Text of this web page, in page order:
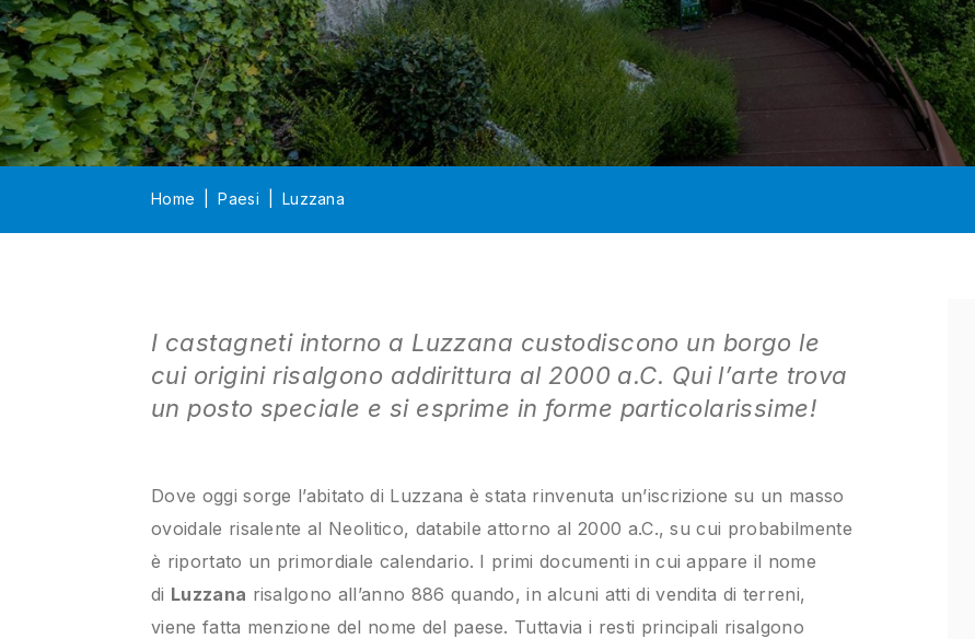
Home Paesi Luzzana
I castagneti intorno a Luzzana custodiscono un borgo le
cui origini risalgono addirittura al 2000 a.C. Qui l’arte trova
un posto speciale e si esprime in forme particolarissime!
Dove oggi sorge l’abitato di Luzzana è stata rinvenuta un’iscrizione su un masso
ovoidale risalente al Neolitico, databile attorno al 2000 a.C., su cui probabilmente
è riportato un primordiale calendario. I primi documenti in cui appare il nome
di Luzzana risalgono all’anno 886 quando, in alcuni atti di vendita di terreni,
viene fatta menzione del nome del paese. Tuttavia i resti principali risalgono